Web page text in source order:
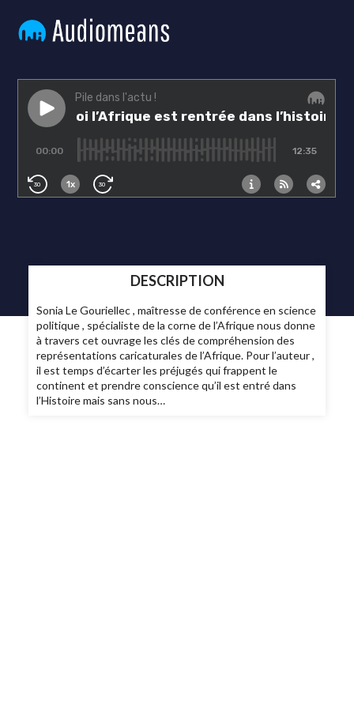
DESCRIPTION
Sonia Le Gouriellec , maîtresse de conférence en science
politique , spécialiste de la corne de l’Afrique nous donne
à travers cet ouvrage les clés de compréhension des
représentations caricaturales de l’Afrique. Pour l’auteur ,
il est temps d’écarter les préjugés qui frappent le
continent et prendre conscience qu’il est entré dans
l’Histoire mais sans nous…